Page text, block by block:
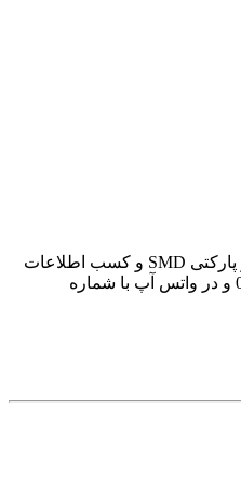
برای دریافت قیمت چراغ دکوراتیو پارکتی SMD و کسب اطلاعات
بیشتر با شماره تلفن 02133934074 و در واتس آپ با شماره